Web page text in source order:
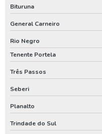
Manutenção de poços
Manutenção preventiva em
Manutenção preventiva poço
Orçamento para instalar poço
Orçamento para perfuração de
Bituruna
General Carneiro
Rio Negro
Tenente Portela
Três Passos
Seberi
Planalto
Trindade do Sul